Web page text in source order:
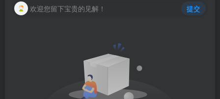
欢迎您留下宝贵的见解！ 提交